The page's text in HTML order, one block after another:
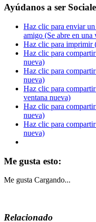
Ayúdanos a ser
Haz clic para enviar
amigo (Se abre en una
Haz clic para imprimir
Haz clic para
nueva)
Haz clic para
nueva)
Haz clic para
ventana nueva)
Haz clic para
nueva)
Haz clic para
nueva)
Me gusta esto:
Me gusta Cargando...
Relacionado